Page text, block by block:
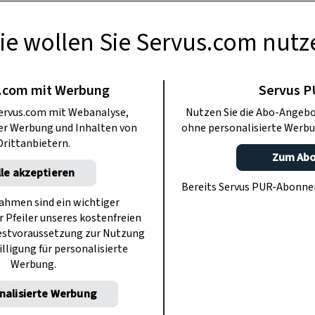
aus dem
Honig
Inhaltsstoffe wie kaum ein anderes
aus der Natur­-Apotheke nicht
gesunde Rezepte mit Honig.
wollen Sie Servus.com
mit Werbung
mit Webanalyse,
Werbung und Inhalten von
akzeptieren
sind ein wichtiger
unseres kostenfreien
zur Nutzung
für personalisierte
Werbung.
Werbung
Servus
Nutzen Sie die Abo-
ohne personalisierte
Zum
Bereits Servus PUR-